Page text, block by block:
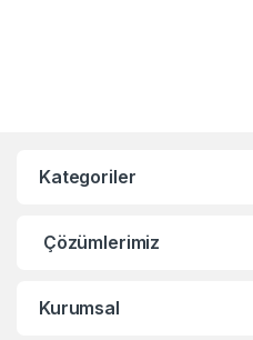
Kategoriler
Çözümlerimiz
Kurumsal